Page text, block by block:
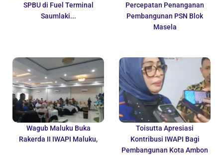
SPBU di Fuel Terminal
Saumlaki...
Percepatan Penanganan
Pembangunan PSN Blok
Masela
Wagub Maluku Buka
Rakerda II IWAPI Maluku,
Toisutta Apresiasi
Kontribusi IWAPI Bagi
Pembangunan Kota Ambon